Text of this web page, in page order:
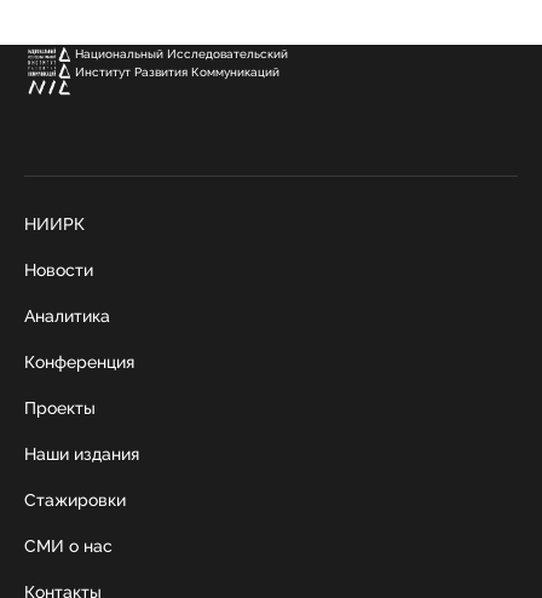
Национальный Исследовательский
Институт Развития Коммуникаций
НИИРК
Новости
Аналитика
Конференция
Проекты
Наши издания
Стажировки
СМИ о нас
Контакты